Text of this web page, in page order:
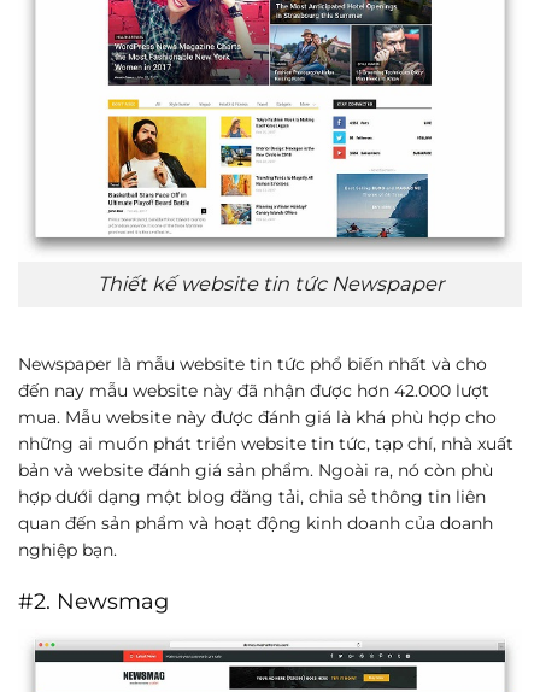
Thiết kế website tin tức Newspaper
Newspaper là mẫu website tin tức phổ biến nhất và cho
đến nay mẫu website này đã nhận được hơn 42.000 lượt
mua. Mẫu website này được đánh giá là khá phù hợp cho
những ai muốn phát triển website tin tức, tạp chí, nhà xuất
bản và website đánh giá sản phẩm. Ngoài ra, nó còn phù
hợp dưới dạng một blog đăng tải, chia sẻ thông tin liên
quan đến sản phẩm và hoạt động kinh doanh của doanh
nghiệp bạn.
#2. Newsmag